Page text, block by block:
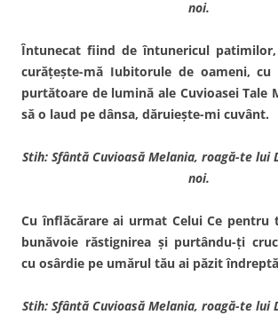
noi.
Întunecat fiind de întune­ricul patimilor,
curăţeşte-mă Iubitorule de oameni, cu
purtătoare de lumină ale Cuvioasei Tale
să o laud pe dânsa, dăruieşte-mi cuvânt.
Stih: Sfântă Cuvioasă Melania, roagă-te lui
noi.
Cu înflăcărare ai urmat Ce­lui Ce pentru
bunăvoie răstignirea şi purtându-ţi
cu osârdie pe umărul tău ai păzit
Stih: Sfântă Cuvioasă Melania, roagă-te lui